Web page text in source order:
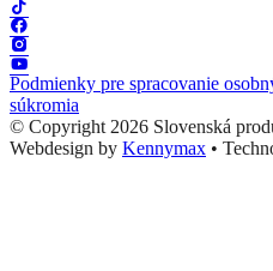
Podmienky pre spracovanie
súkromia
© Copyright 2026 Slovenská
Webdesign by Kennymax •